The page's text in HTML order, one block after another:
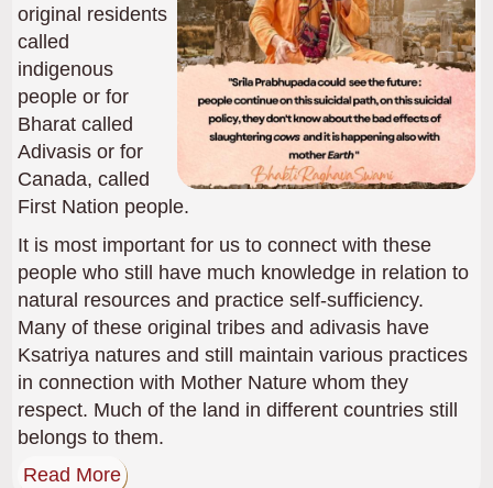
original residents
called
indigenous
people or for
Bharat called
Adivasis or for
Canada, called
First Nation people.
It is most important for us to connect with these
people who still have much knowledge in relation to
natural resources and practice self-sufficiency.
Many of these original tribes and adivasis have
Ksatriya natures and still maintain various practices
in connection with Mother Nature whom they
respect. Much of the land in different countries still
belongs to them.
Read More